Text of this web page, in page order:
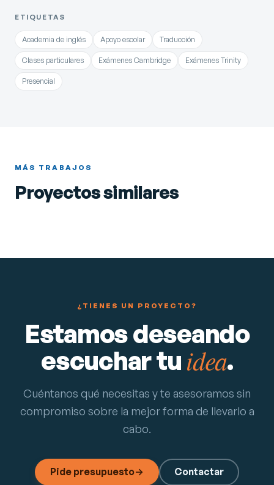
ETIQUETAS
Academia de inglés Apoyo escolar Traducción
Clases particulares Exámenes Cambridge Exámenes Trinity
Presencial
MÁS TRABAJOS
Proyectos similares
Página web en Granada
Ver proyecto
¿TIENES UN PROYECTO?
Estamos deseando
escuchar tuidea.
Cuéntanos qué necesitas y te asesoramos sin
compromiso sobre la mejor forma de llevarlo a
cabo.
Pide presupuesto→ Contactar